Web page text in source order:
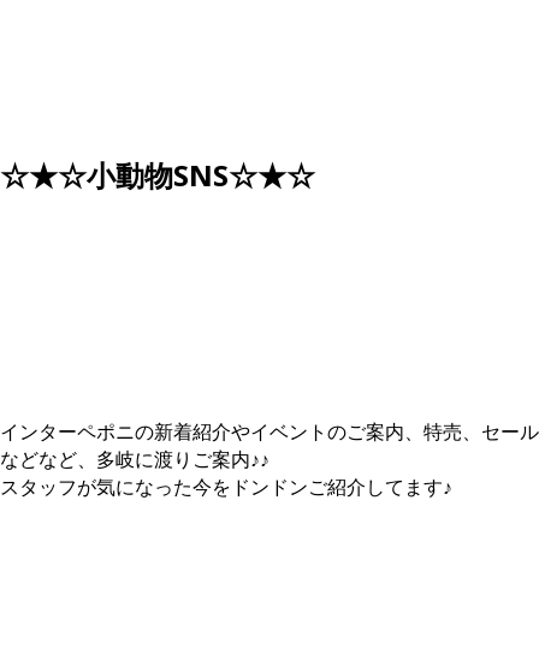
☆★☆小動物SNS☆★☆
インターペポニの新着紹介やイベントのご案内、特売、セール
などなど、多岐に渡りご案内♪♪
スタッフが気になった今をドンドンご紹介してます♪